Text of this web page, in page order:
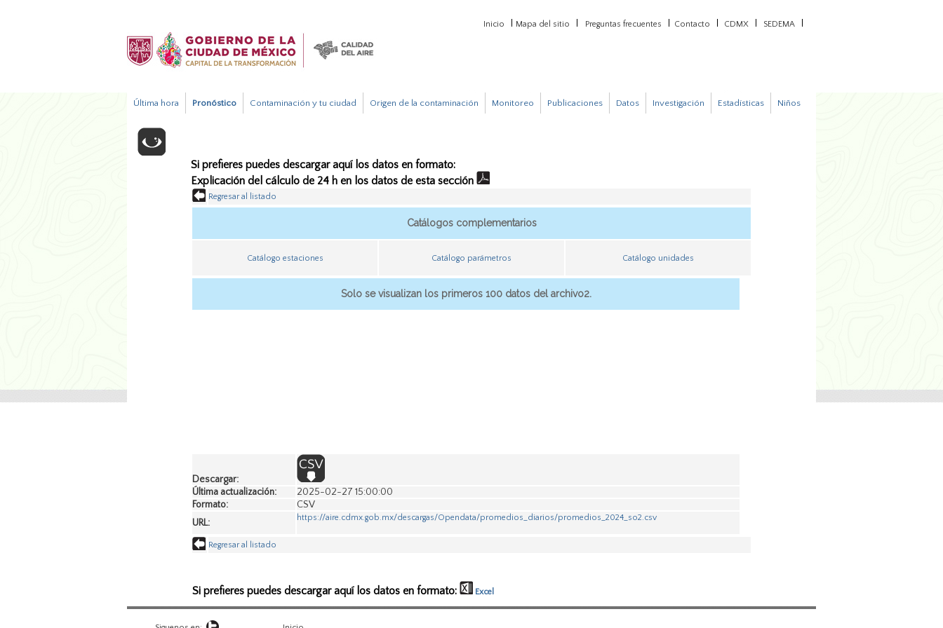
Inicio Mapa del sitio Preguntas frecuentes Contacto CDMX SEDEMA
Última hora Pronóstico Contaminación y tu ciudad Origen de la contaminación Monitoreo Publicaciones Datos Investigación Estadísticas Niños
Si prefieres puedes descargar aquí los datos en formato:
Explicación del cálculo de 24 h en los datos de esta sección
Regresar al listado
Catálogos complementarios
Catálogo estaciones Catálogo parámetros Catálogo unidades
Solo se visualizan los primeros 100 datos del archivo2.
Descargar:
Última actualización:
2025-02-27 15:00:00
Formato:
CSV
URL:
https://aire.cdmx.gob.mx/descargas/Opendata/promedios_diarios/promedios_2024_so2.csv
Regresar al listado
Si prefieres puedes descargar aquí los datos en formato: Excel